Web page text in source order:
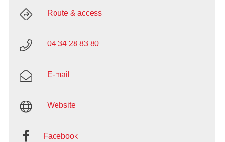
Route & access
04 34 28 83 80
E-mail
Website
Facebook